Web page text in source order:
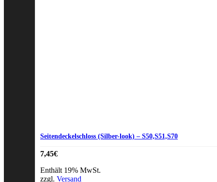
Seitendeckelschloss (Silber-look) – S50,S51,S70
7,45€
Enthält 19% MwSt.
zzgl. Versand